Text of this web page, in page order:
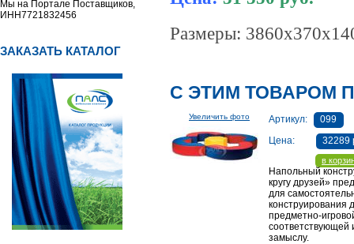
Мы на Портале Поставщиков,
ИНН7721832456
ЗАКАЗАТЬ КАТАЛОГ
Размеры:
С ЭТИМ ТОВАРОМ
Увеличить фото Артикул:
099
Цена:
32289
в
Напольный
кругу друзей»
для
конструирования
предметно-
соответствующей
замыслу.